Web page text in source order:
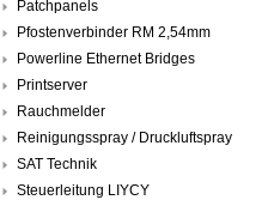
Patchpanels
Pfostenverbinder RM 2,54mm
Powerline Ethernet Bridges
Printserver
Rauchmelder
Reinigungsspray / Druckluftspray
SAT Technik
Steuerleitung LIYCY